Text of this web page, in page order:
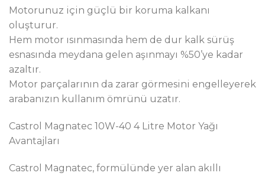
Motorunuz için güçlü bir koruma kalkanı
oluşturur.
Hem motor ısınmasında hem de dur kalk sürüş
esnasında meydana gelen aşınmayı %50’ye kadar
azaltır.
Motor parçalarının da zarar görmesini engelleyerek
arabanızın kullanım ömrünü uzatır.
Castrol Magnatec 10W-40 4 Litre Motor Yağı
Avantajları
Castrol Magnatec, formülünde yer alan akıllı